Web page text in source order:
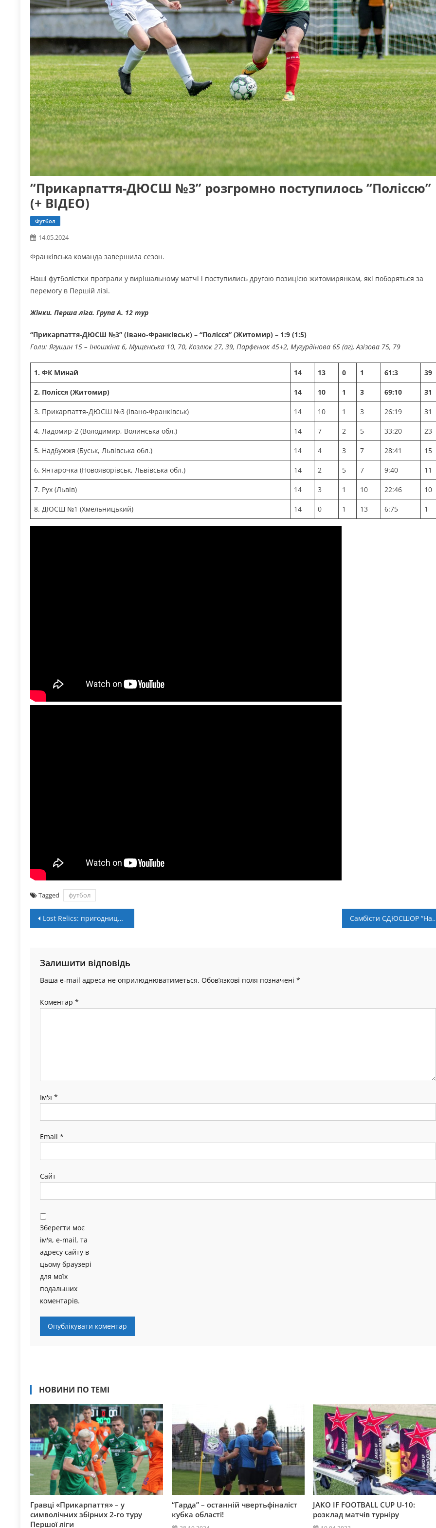
“Прикарпаття-ДЮСШ №3” розгромно поступилось “Поліссю”
(+ ВІДЕО)
Футбол
14.05.2024
Франківська команда завершила сезон.
Наші футболістки програли у вирішальному матчі і поступились другою позицією житомирянкам, які поборяться за
перемогу в Першій лізі.
Жінки. Перша ліга. Група А. 12 тур
“Прикарпаття-ДЮСШ №3” (Івано-Франківськ) – “Полісся” (Житомир) – 1:9 (1:5)
Голи: Ягущин 15 – Інюшкіна 6, Мущенська 10, 70, Козлюк 27, 39, Парфенюк 45+2, Мугурдінова 65 (аг), Азізова 75, 79
1. ФК Минай 14 13 0 1 61:3 39
2. Полісся (Житомир) 14 10 1 3 69:10 31
3. Прикарпаття-ДЮСШ №3 (Івано-Франківськ) 14 10 1 3 26:19 31
4. Ладомир-2 (Володимир, Волинська обл.) 14 7 2 5 33:20 23
5. Надбужжя (Буськ, Львівська обл.) 14 4 3 7 28:41 15
6. Янтарочка (Новояворівськ, Львівська обл.) 14 2 5 7 9:40 11
7. Рух (Львів) 14 3 1 10 22:46 10
8. ДЮСШ №1 (Хмельницький) 14 0 1 13 6:75 1
Tagged футбол
Навігація
Lost Relics: пригодницький слот від NetEnt Самбісти СДЮСШОР “Нафтохімік
Залишити відповідь
Ваша e-mail адреса не оприлюднюватиметься. Обов’язкові поля позначені *
Коментар *
Ім'я *
Email *
Сайт
Зберегти моє
ім'я, e-mail, та
адресу сайту в
цьому браузері
для моїх
подальших
коментарів.
НОВИНИ ПО ТЕМІ
Гравці «Прикарпаття» – у
символічних збірних 2-го туру
Першої ліги
“Гарда” – останній чвертьфіналіст
кубка області!
JAKO IF FOOTBALL CUP U-10:
розклад матчів турніру